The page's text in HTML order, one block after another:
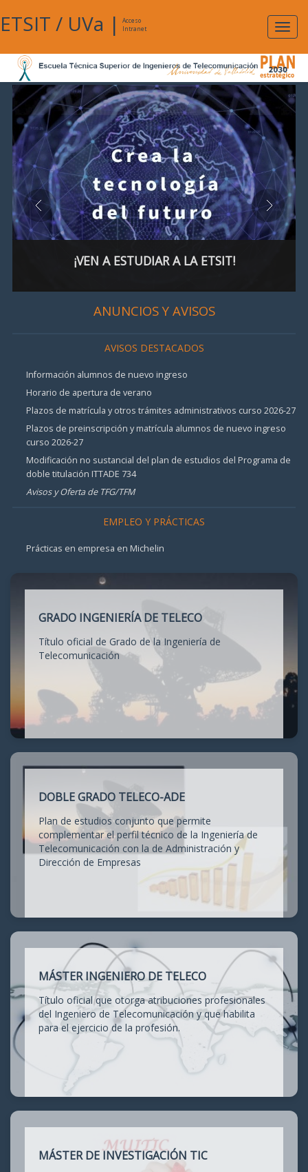
ETSIT / UVa |
Acceso
Intranet
¡VEN A ESTUDIAR A LA ETSIT!
ANUNCIOS Y AVISOS
AVISOS DESTACADOS
Información alumnos de nuevo ingreso
Horario de apertura de verano
Plazos de matrícula y otros trámites administrativos curso 2026-27
Plazos de preinscripción y matrícula alumnos de nuevo ingreso
curso 2026-27
Modificación no sustancial del plan de estudios del Programa de
doble titulación ITTADE 734
Avisos y Oferta de TFG/TFM
EMPLEO Y PRÁCTICAS
Prácticas en empresa en Michelin
GRADO INGENIERÍA DE TELECO
Título oficial de Grado de la Ingeniería de
Telecomunicación
DOBLE GRADO TELECO-ADE
Plan de estudios conjunto que permite
complementar el perfil técnico de la Ingeniería de
Telecomunicación con la de Administración y
Dirección de Empresas
MÁSTER INGENIERO DE TELECO
Título oficial que otorga atribuciones profesionales
del Ingeniero de Telecomunicación y que habilita
para el ejercicio de la profesión.
MÁSTER DE INVESTIGACIÓN TIC